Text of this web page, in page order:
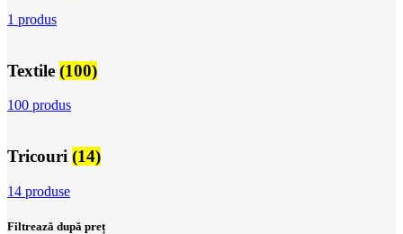
1 produs
Textile (100)
100 produs
Tricouri (14)
14 produse
Filtrează după preț